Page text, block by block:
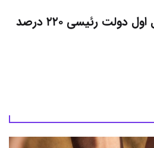
فروش سینماها در سال اول دولت رئیسی ۲۲۰ درصد